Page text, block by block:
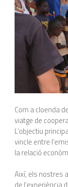
Com a cloenda
viatge de
L’objectiu
vincle entre
la relació
Així, els nostres